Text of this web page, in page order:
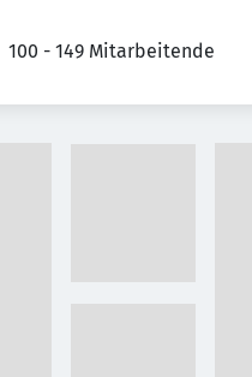
100 - 149 Mitarbeitende